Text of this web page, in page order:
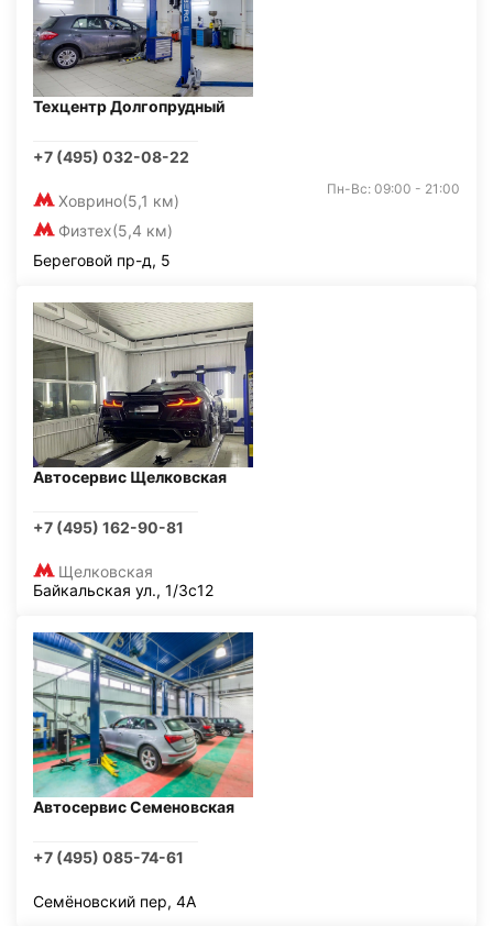
Техцентр Долгопрудный
+7 (495) 032-08-22
Ховрино(5,1 км)
Физтех(5,4 км)
Пн-Вс: 09:00 - 21:00
Береговой пр-д, 5
Автосервис Щелковская
+7 (495) 162-90-81
Щелковская
Байкальская ул., 1/3с12
Автосервис Семеновская
+7 (495) 085-74-61
Семёновский пер, 4А